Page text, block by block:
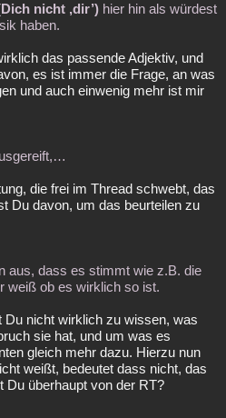
nicht ‚dir’) hier hin als würdest
haben.
das passende Adjektiv, und
es ist immer die Frage, an was
und auch einwenig mehr ist mir
die frei im Thread schwebt, das
Du davon, um das beurteilen zu
aus, dass es stimmt wie z.B. die
weiß ob es wirklich so ist.
nicht wirklich zu wissen, was
sie hat, und um was es
gleich mehr dazu. Hierzu nun
weißt, bedeutet dass nicht, das
Du überhaupt von der RT?